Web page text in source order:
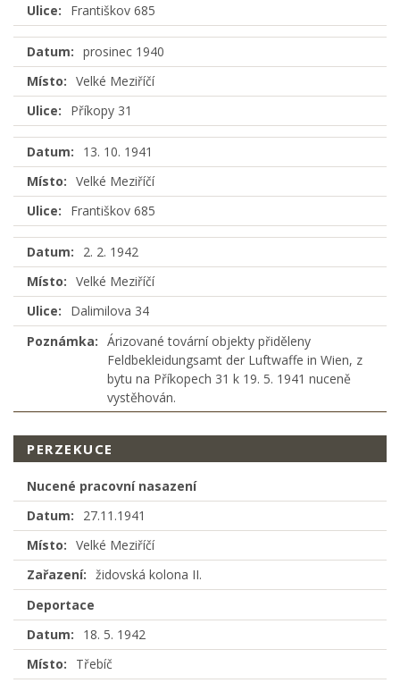
Ulice:
Františkov 685
Datum: prosinec 1940
Místo: Velké Meziříčí
Ulice:
Příkopy 31
Datum:
13. 10. 1941
Místo: Velké Meziříčí
Ulice:
Františkov 685
Datum:
2. 2. 1942
Místo: Velké Meziříčí
Ulice:
Dalimilova 34
Poznámka: Árizované tovární objekty přiděleny
Feldbekleidungsamt der Luftwaffe in Wien, z
bytu na Příkopech 31 k 19. 5. 1941 nuceně
vystěhován.
PERZEKUCE
Nucené pracovní nasazení
Datum:
27.11.1941
Místo: Velké Meziříčí
Zařazení:
židovská kolona II.
Deportace
Datum:
18. 5. 1942
Místo:
Třebíč